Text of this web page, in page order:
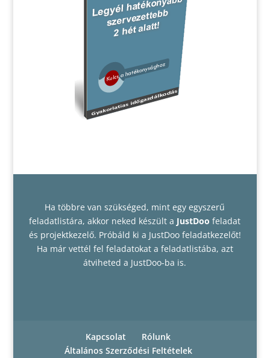
Ha többre van szükséged, mint egy egyszerű
feladatlistára, akkor neked készült a JustDoo feladat
és projektkezelő. Próbáld ki a JustDoo feladatkezelőt!
Ha már vettél fel feladatokat a feladatlistába, azt
átviheted a JustDoo-ba is.
Kapcsolat
Rólunk
Általános Szerződési Feltételek